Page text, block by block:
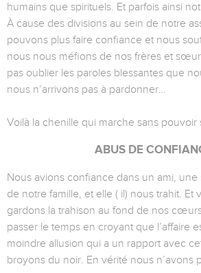
humains que spirituels. Et parfois ainsi
À cause des divisions au sein de notre
pouvons plus faire confiance et nous
nous nous méfions de nos frères et
pas oublier les paroles blessantes que
nous n’arrivons pas à pardonner…
Voilà la chenille qui marche sans pouvoir
ABUS DE
Nous avions confiance dans un ami,
de notre famille, et elle ( il) nous trahit. Et
gardons la trahison au fond de nos
passer le temps en croyant que l’affaire
moindre allusion qui a un rapport avec
broyons du noir. En vérité nous n’avons